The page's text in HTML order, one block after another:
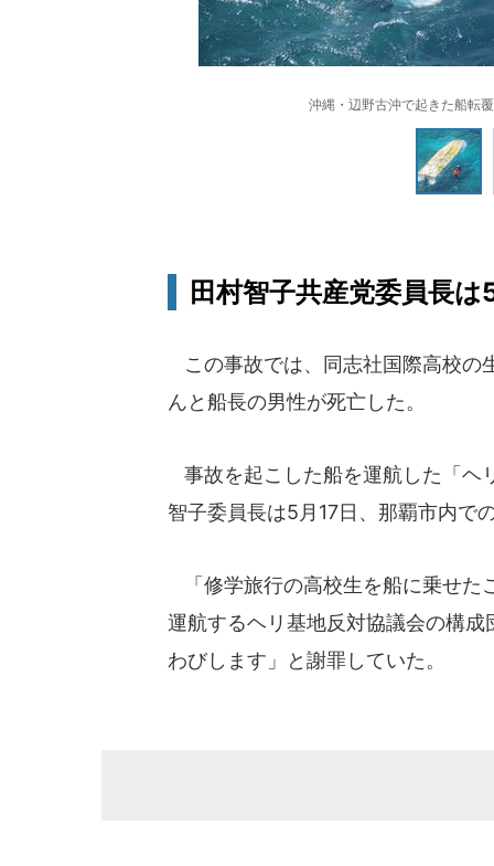
沖縄・辺野古沖で起きた船転
田村智子共産党委員長
この事故では、同志社国際高校の
んと船長の男性が死亡した。
事故を起こした船を運航した「ヘ
智子委員長は5月17日、那覇市内で
「修学旅行の高校生を船に乗せた
運航するヘリ基地反対協議会の構
わびします」と謝罪していた。